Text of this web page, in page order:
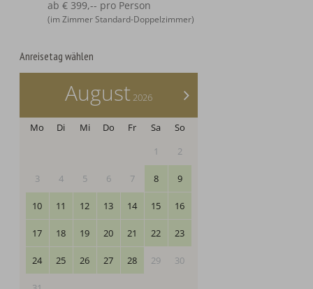
ab€ 399,-- pro Person
(im Zimmer Standard-Doppelzimmer)
Anreisetag wählen
>
August 2026
Mo Di Mi Do Fr Sa
So
1
2
3 4 5 6 7 8 9
10 11 12 13 14 15 16
17 18 19 20 21 22 23
24 25 26 27 28 29 30